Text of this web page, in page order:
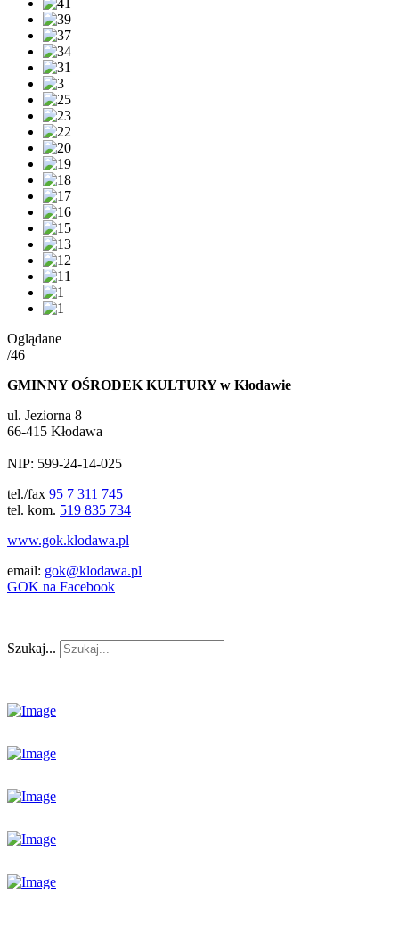
Oglądane
/46
GMINNY OŚRODEK KULTURY w Kłodawie
ul. Jeziorna 8
66-415 Kłodawa
NIP: 599-24-14-025
tel./fax 95 7 311 745
tel. kom. 519 835 734
www.gok.klodawa.pl
email: gok@klodawa.pl
GOK na Facebook
Szukaj...